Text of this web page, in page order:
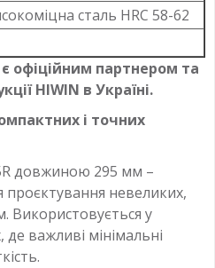
сталь HRC 58-62
офіційним партнером та
HIWIN в Україні.
і точних
довжиною 295 мм –
невеликих,
Використовується у
де важливі мінімальні